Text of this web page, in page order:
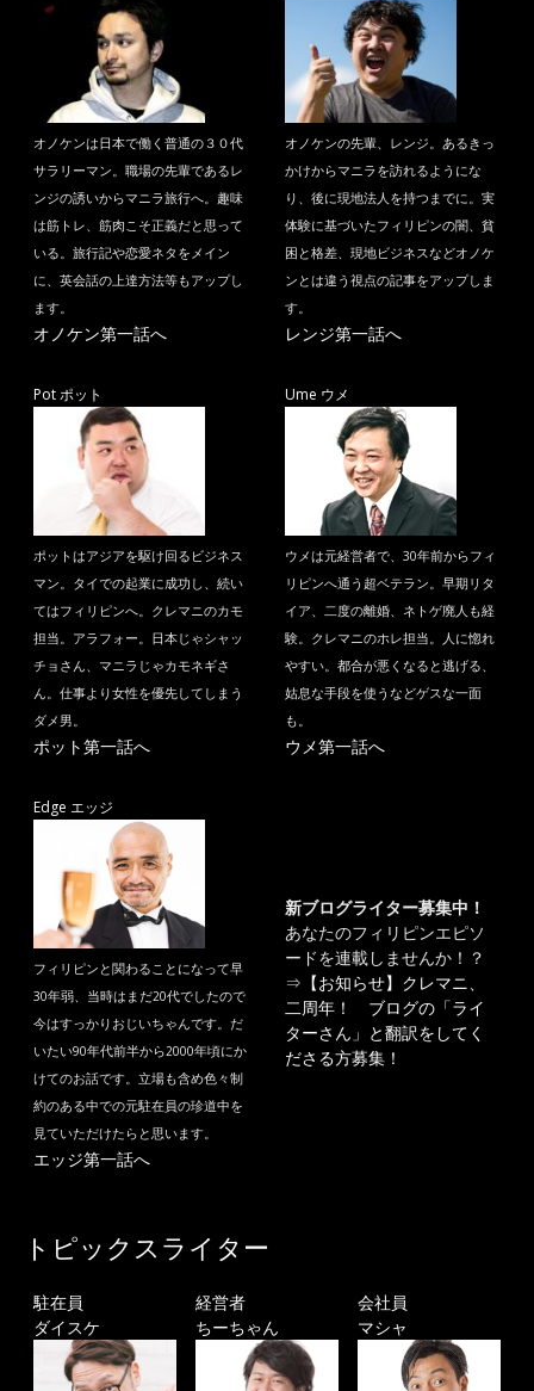
オノケンは日本で働く普通の３０代
サラリーマン。職場の先輩であるレ
ンジの誘いからマニラ旅行へ。趣味
は筋トレ、筋肉こそ正義だと思って
いる。旅行記や恋愛ネタをメイン
に、英会話の上達方法等もアップし
ます。
オノケン第一話へ
オノケンの先輩、レンジ。あるきっ
かけからマニラを訪れるようにな
り、後に現地法人を持つまでに。実
体験に基づいたフィリピンの闇、貧
困と格差、現地ビジネスなどオノケ
ンとは違う視点の記事をアップしま
す。
レンジ第一話へ
Pot ポット
ポットはアジアを駆け回るビジネス
マン。タイでの起業に成功し、続い
てはフィリピンへ。クレマニのカモ
担当。アラフォー。日本じゃシャッ
チョさん、マニラじゃカモネギさ
ん。仕事より女性を優先してしまう
ダメ男。
ポット第一話へ
Ume ウメ
ウメは元経営者で、30年前からフィ
リピンへ通う超ベテラン。早期リタ
イア、二度の離婚、ネトゲ廃人も経
験。クレマニのホレ担当。人に惚れ
やすい。都合が悪くなると逃げる、
姑息な手段を使うなどゲスな一面
も。
ウメ第一話へ
Edge エッジ
フィリピンと関わることになって早
30年弱、当時はまだ20代でしたので
今はすっかりおじいちゃんです。だ
いたい90年代前半から2000年頃にか
けてのお話です。立場も含め色々制
約のある中での元駐在員の珍道中を
見ていただけたらと思います。
エッジ第一話へ
新ブログライター募集中！
あなたのフィリピンエピソ
ードを連載しませんか！？
⇒ 【お知らせ】クレマニ、
二周年！ ブログの「ライ
ターさん」と翻訳をしてく
ださる方募集！
トピックスライター
駐在員
ダイスケ
経営者
ちーちゃん
会社員
マシャ